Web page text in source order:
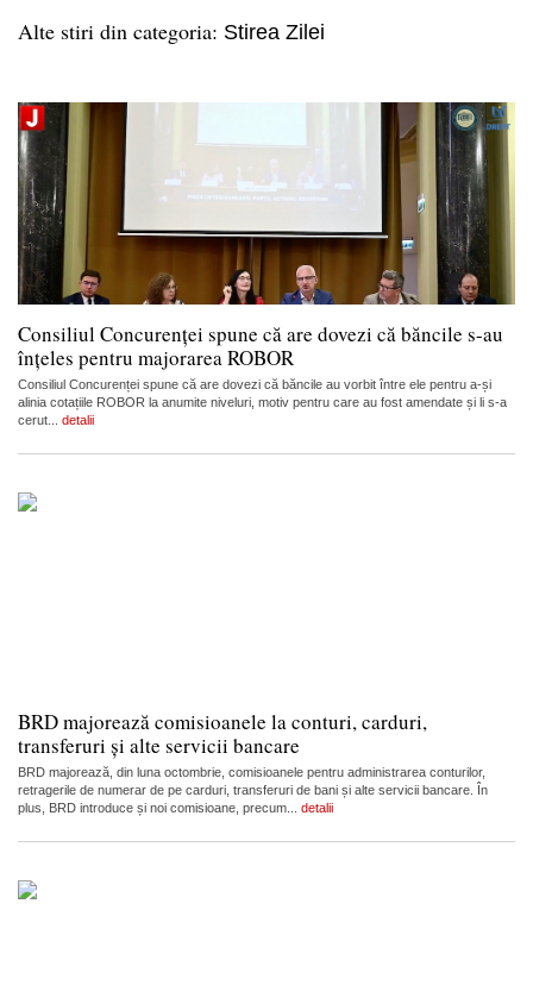
Alte stiri din categoria: Stirea Zilei
Consiliul Concurenței spune că are dovezi că băncile s-au
înțeles pentru majorarea ROBOR
Consiliul Concurenței spune că are dovezi că băncile au vorbit între ele pentru a-și
alinia cotațiile ROBOR la anumite niveluri, motiv pentru care au fost amendate și li s-a
cerut... detalii
BRD majorează comisioanele la conturi, carduri,
transferuri și alte servicii bancare
BRD majorează, din luna octombrie, comisioanele pentru administrarea conturilor,
retragerile de numerar de pe carduri, transferuri de bani și alte servicii bancare. În
plus, BRD introduce și noi comisioane, precum... detalii